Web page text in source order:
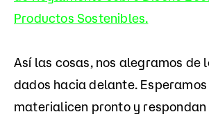
Productos Sostenibles.
Así las cosas, nos alegramos de
dados hacia delante. Esperamos
materialicen pronto y respondan